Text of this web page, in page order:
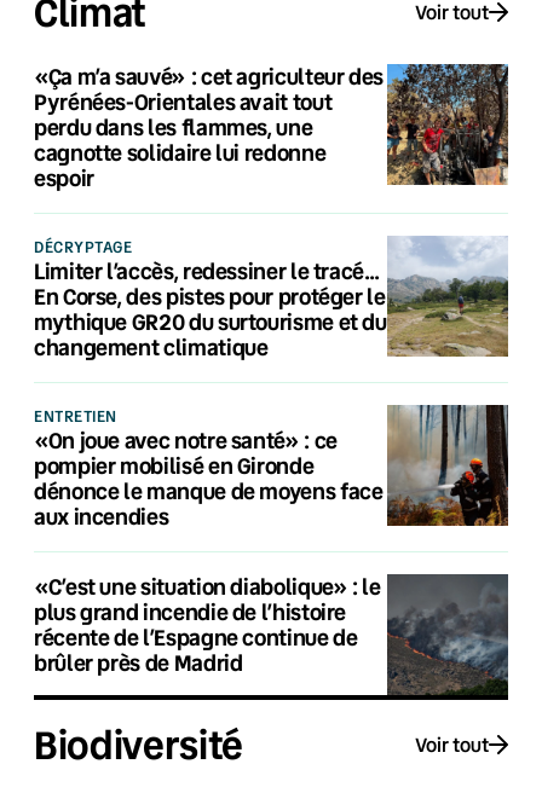
Climat Voir tout
«Ça m’a sauvé» : cet agriculteur des
Pyrénées-Orientales avait tout
perdu dans les flammes, une
cagnotte solidaire lui redonne
espoir
DÉCRYPTAGE
Limiter l’accès, redessiner le tracé…
En Corse, des pistes pour protéger le
mythique GR20 du surtourisme et du
changement climatique
ENTRETIEN
«On joue avec notre santé» : ce
pompier mobilisé en Gironde
dénonce le manque de moyens face
aux incendies
«C’est une situation diabolique» : le
plus grand incendie de l’histoire
récente de l’Espagne continue de
brûler près de Madrid
Biodiversité Voir tout